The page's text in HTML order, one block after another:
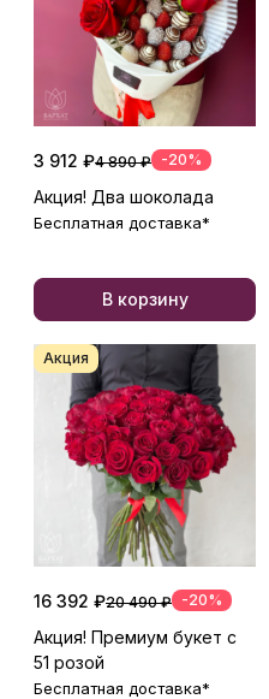
3 912 ₽4 890 ₽ -20%
Акция! Два шоколада
Бесплатная доставка*
В корзину
Акция
16 392 ₽20 490 ₽ -20%
Акция! Премиум букет с
51 розой
Бесплатная доставка*